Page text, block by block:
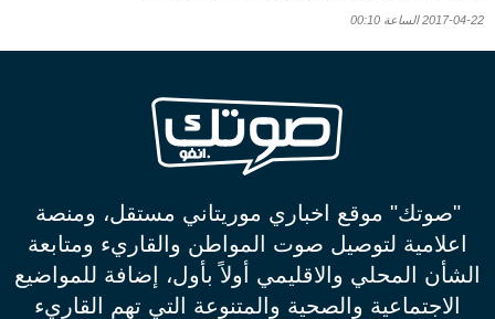
2017-04-22 الساعة 00:10
"صوتك" موقع اخباري موريتاني مستقل، ومنصة
اعلامية لتوصيل صوت المواطن والقاريء ومتابعة
الشأن المحلي والاقليمي أولاً بأول، إضافة للمواضيع
الاجتماعية والصحية والمتنوعة التي تهم القاريء